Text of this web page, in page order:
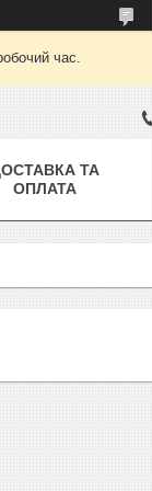
час.
ТА
ОПЛАТА